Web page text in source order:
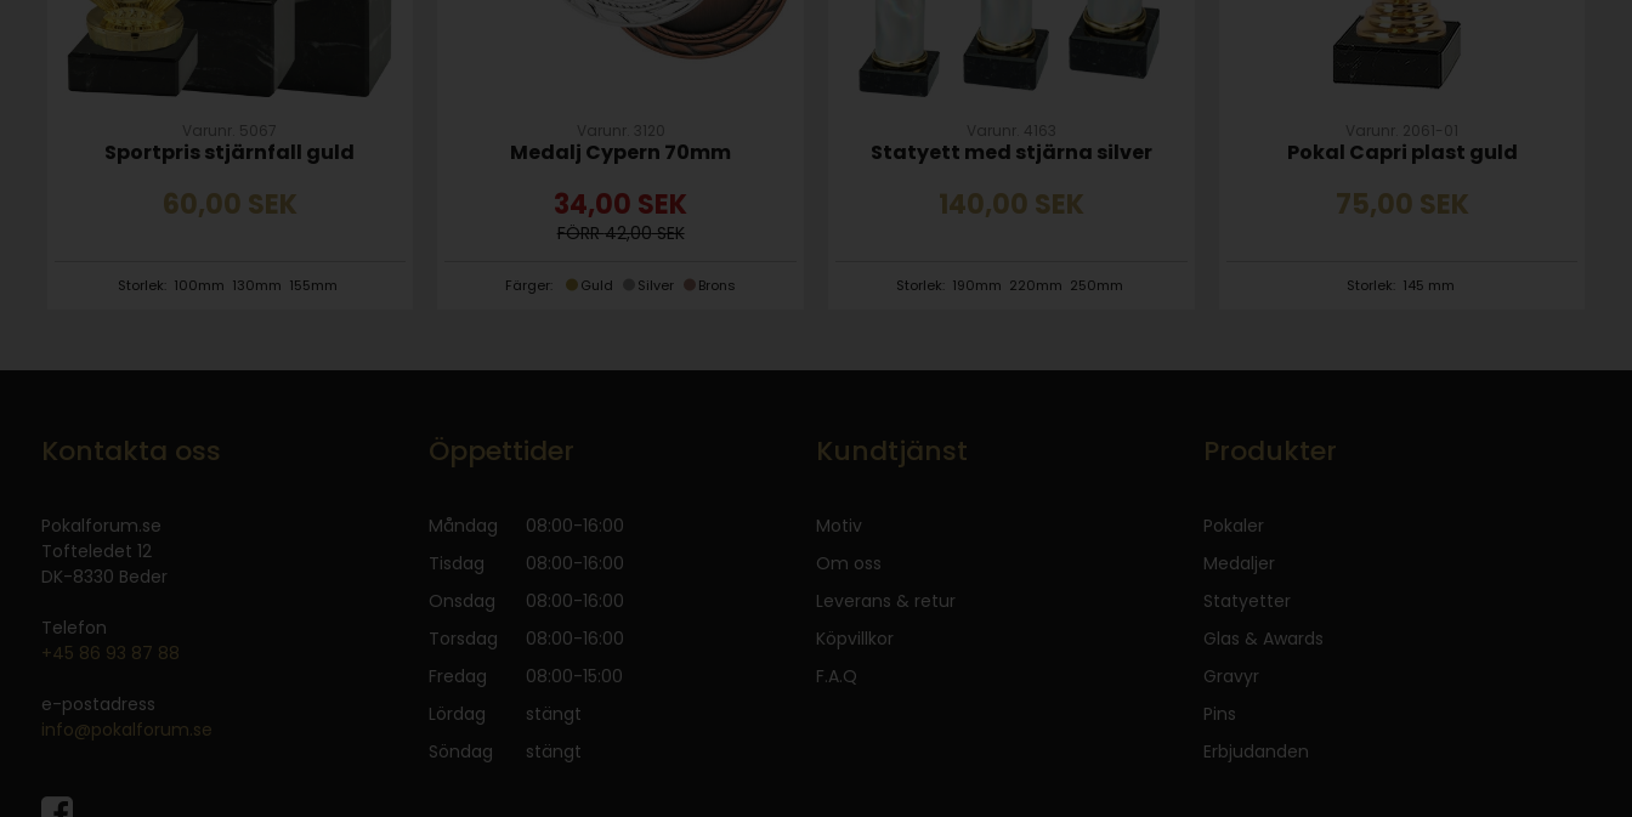
Varunr. 5067
Sportpris stjärnfall guld
60,00 SEK
Storlek: 100mm 130mm 155mm
Varunr. 3120
Medalj Cypern 70mm
42,00
34,00 SEK
Färger: Guld Silver Brons
Varunr. 4163
Statyett med stjärna silver
140,00 SEK
Storlek: 190mm 220mm 250mm
Varunr. 2061-01
Pokal Capri plast guld
75,00 SEK
Storlek: 145 mm
Kontakta oss
Pokalforum.se
Tofteledet 12
DK-8330 Beder
Telefon
+45 86 93 87 88
e-postadress
info@pokalforum.se
Öppettider
Måndag
08:00-16:00
Tisdag
08:00-16:00
Onsdag
08:00-16:00
Torsdag
08:00-16:00
Fredag
08:00-15:00
Lördag
stängt
Söndag
stängt
Kundtjänst
Motiv
Om oss
Leverans & retur
Köpvillkor
F.A.Q
Produkter
Pokaler
Medaljer
Statyetter
Glas & Awards
Gravyr
Pins
Erbjudanden